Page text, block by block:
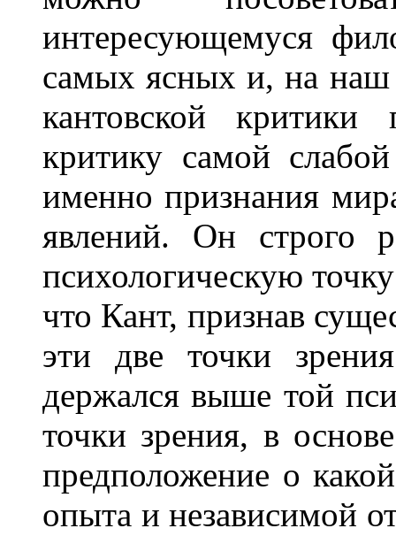
интересующемуся
самых ясных и, на наш
кантовской
критику самой
именно признания
явлений. Он строго
психологическую
что Кант, признав
эти две точки
держался выше той
точки зрения, в
предположение о
опыта и независимой